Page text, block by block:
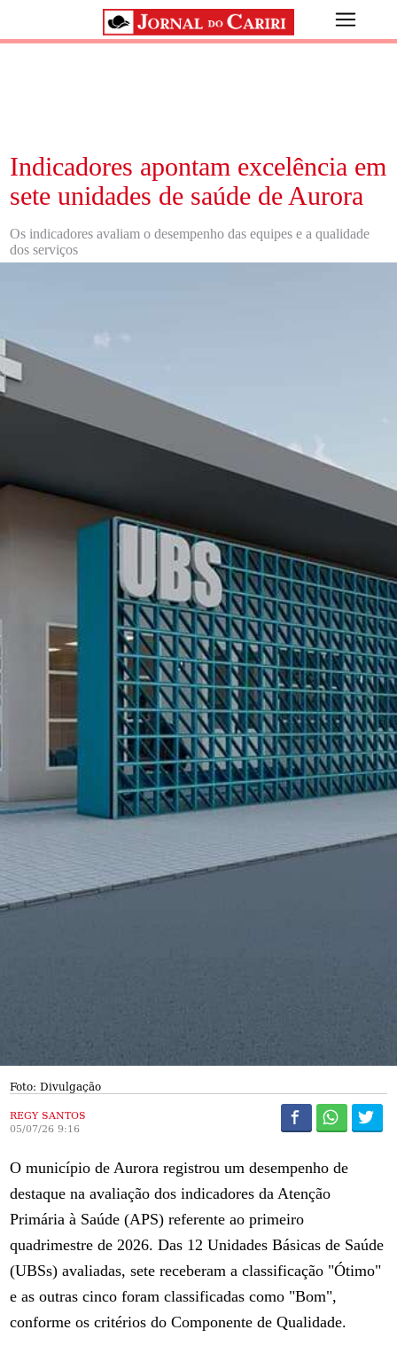
Indicadores apontam excelência em
sete unidades de saúde de Aurora
Os indicadores avaliam o desempenho das equipes e a qualidade
dos serviços
Foto: Divulgação
REGY SANTOS
05/07/26 9:16
O município de Aurora registrou um desempenho de
destaque na avaliação dos indicadores da Atenção
Primária à Saúde (APS) referente ao primeiro
quadrimestre de 2026. Das 12 Unidades Básicas de Saúde
(UBSs) avaliadas, sete receberam a classificação "Ótimo"
e as outras cinco foram classificadas como "Bom",
conforme os critérios do Componente de Qualidade.